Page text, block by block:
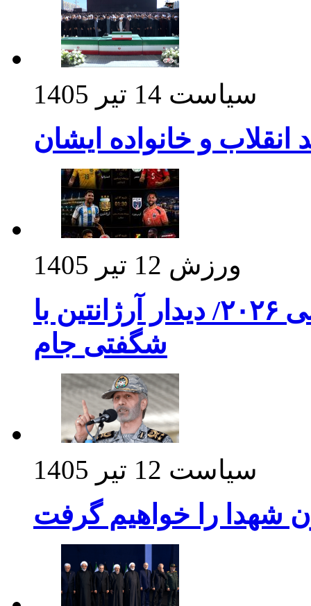
سیاست 14 تیر 1405
انقلاب و خانواده ایشان
ورزش 12 تیر 1405
برنامه بازی های امشب جام جهانی ۲۰۲۶/ دیدار آرژانتین با
شگفتی جام
سیاست 12 تیر 1405
شهدا را خواهیم گرفت